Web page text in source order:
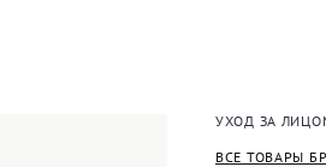
УХОД ЗА
ВСЕ ТОВАРЫ